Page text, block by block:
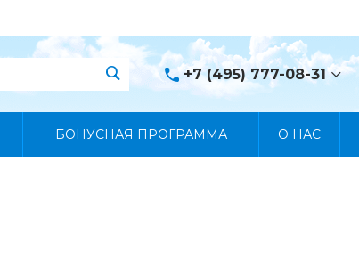
+7 (495) 777-08-31
+7 (495) 777-08-31
БОНУСНАЯ ПРОГРАММА О НАС